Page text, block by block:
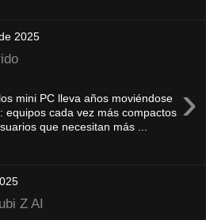
2025
›
mini PC lleva años moviéndose
equipos cada vez más compactos
que necesitan más ...
Z AI